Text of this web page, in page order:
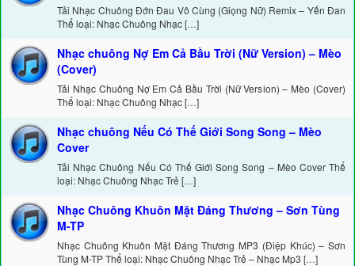
Tải Nhạc Chuông Đớn Đau Vô Cùng (Giọng Nữ) Remix – Yến Đan
Thể loại: Nhạc Chuông Nhạc […]
Nhạc chuông Nợ Em Cả Bầu Trời (Nữ Version) – Mèo
(Cover)
Tải Nhạc Chuông Nợ Em Cả Bầu Trời (Nữ Version) – Mèo (Cover)
Thể loại: Nhạc Chuông Nhạc […]
Nhạc chuông Nếu Có Thế Giới Song Song – Mèo
Cover
Tải Nhạc Chuông Nếu Có Thế Giới Song Song – Mèo Cover Thể
loại: Nhạc Chuông Nhạc Trẻ […]
Nhạc Chuông Khuôn Mặt Đáng Thương – Sơn Tùng
M-TP
Nhạc Chuông Khuôn Mặt Đáng Thương MP3 (Điệp Khúc) – Sơn
Tùng M-TP Thể loại: Nhạc Chuông Nhạc Trẻ – Nhạc Mp3 […]